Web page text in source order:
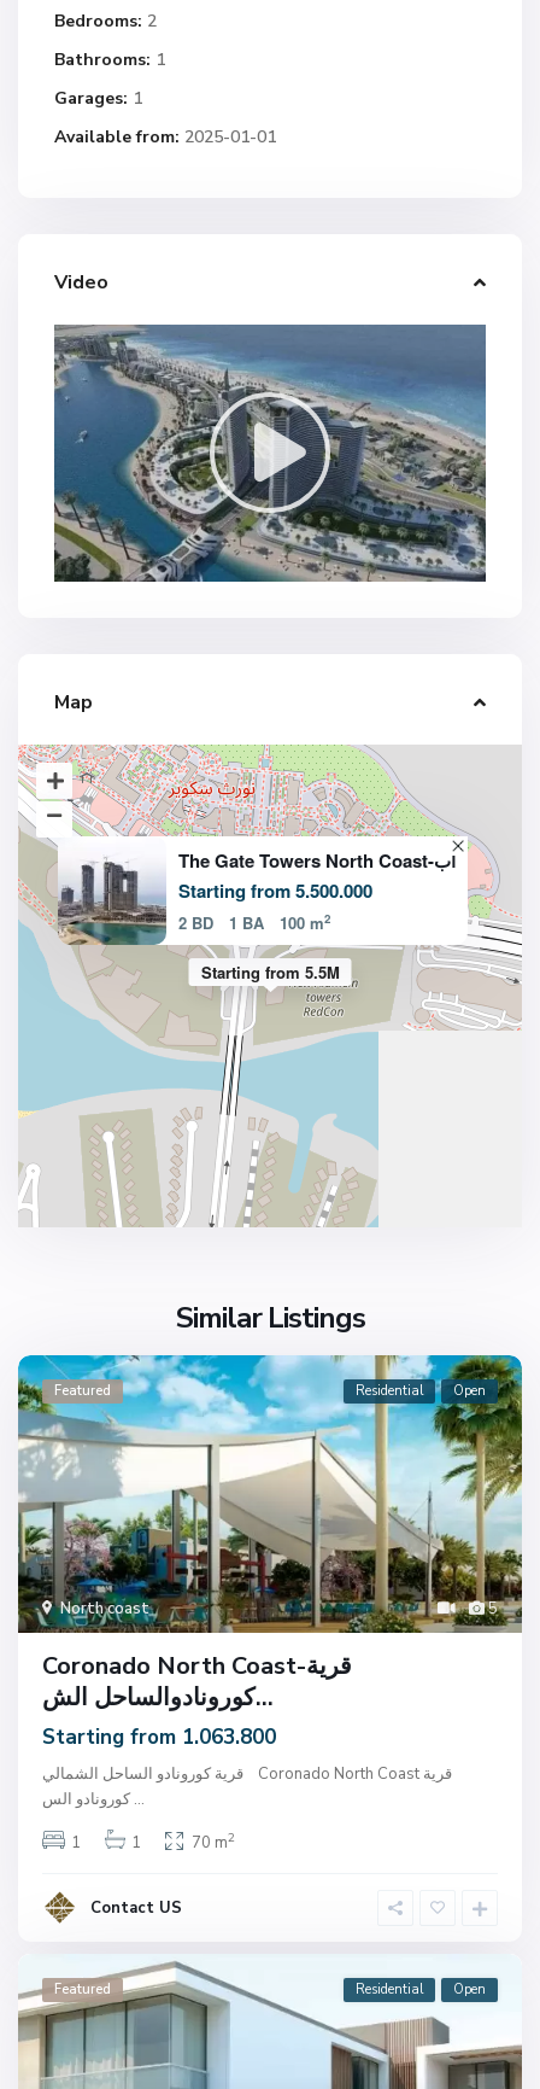
Bedrooms: 2
Bathrooms: 1
Garages: 1
Available from: 2025-01-01
Video
Map
Starting from 5.5M
The Gate Towers North Coast-أب
Starting from 5.500.000
2 BD 1 BA 100 m2
Similar Listings
5
North coast
Featured Residential Open
Coronado North Coast-قرية
كورونادوالساحل الش...
Starting from 1.063.800
قرية كورونادو الساحل الشمالي Coronado North Coast قرية
...
1
1 70 m2
Contact US
Featured Residential Open